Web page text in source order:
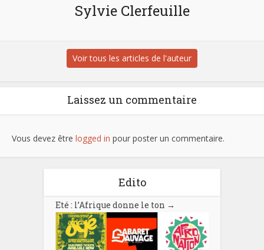
Sylvie Clerfeuille
Voir tous les articles de l'auteur
Laissez un commentaire
Vous devez être logged in pour poster un commentaire.
Edito
Eté : l’Afrique donne le ton →